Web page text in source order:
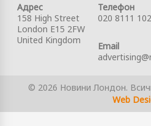
Адрес
158 High Street
London E15 2FW
United Kingdom
Телефон
020 8111
Email
© 2026 Новини Лондон.
Web